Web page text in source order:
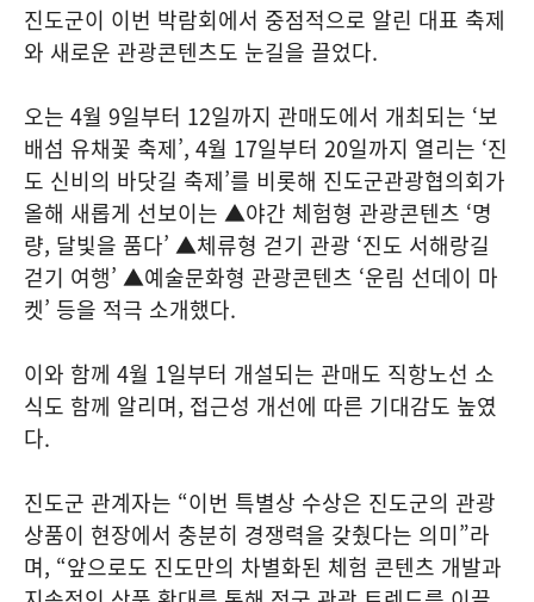
진도군이 이번 박람회에서 중점적으로 알린 대표 축제
와 새로운 관광콘텐츠도 눈길을 끌었다.
오는 4월 9일부터 12일까지 관매도에서 개최되는 ‘보
배섬 유채꽃 축제’, 4월 17일부터 20일까지 열리는 ‘진
도 신비의 바닷길 축제’를 비롯해 진도군관광협의회가
올해 새롭게 선보이는 ▲야간 체험형 관광콘텐츠 ‘명
량, 달빛을 품다’ ▲체류형 걷기 관광 ‘진도 서해랑길
걷기 여행’ ▲예술문화형 관광콘텐츠 ‘운림 선데이 마
켓’ 등을 적극 소개했다.
이와 함께 4월 1일부터 개설되는 관매도 직항노선 소
식도 함께 알리며, 접근성 개선에 따른 기대감도 높였
다.
진도군 관계자는 “이번 특별상 수상은 진도군의 관광
상품이 현장에서 충분히 경쟁력을 갖췄다는 의미”라
며, “앞으로도 진도만의 차별화된 체험 콘텐츠 개발과